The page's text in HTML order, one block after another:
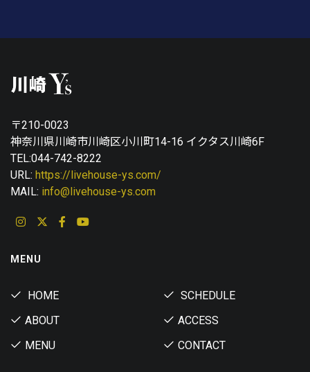
〒210-0023
神奈川県川崎市川崎区小川町14-16 イクタス川崎6F
TEL:044-742-8222
URL: https://livehouse-ys.com/
MAIL: info@livehouse-ys.com
MENU
HOME
SCHEDULE
ABOUT
ACCESS
MENU
CONTACT